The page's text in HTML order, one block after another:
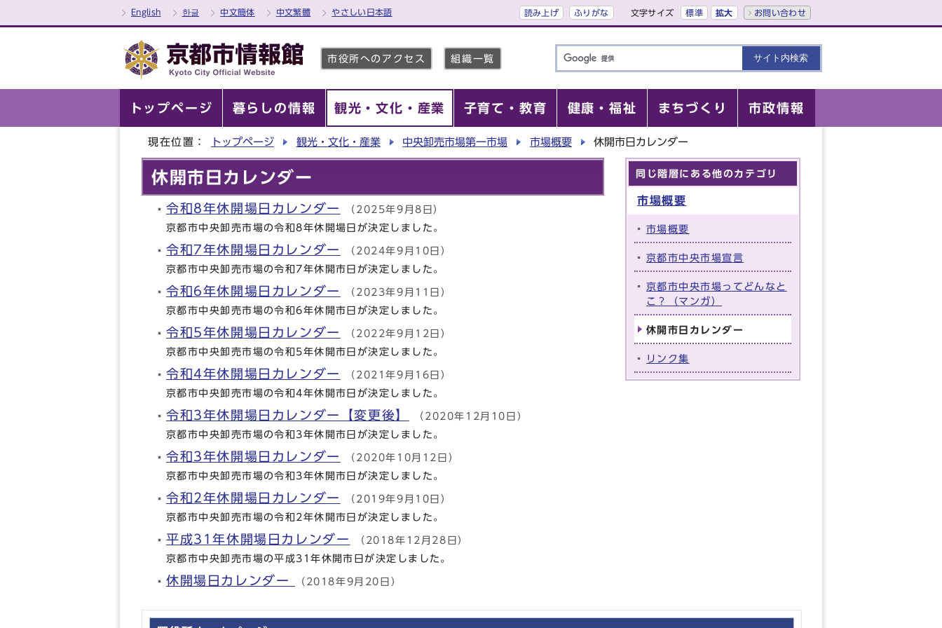
English 한글 中文簡体 中文繁體 やさしい日本語 読み上げ ふりがな 文字サイズ 標準 拡大 お問い合わせ
市役所へのアクセス 組織一覧
トップページ 暮らしの情報 観光・文化・産業 子育て・教育 健康・福祉 まちづくり 市政情報
現在位置： トップページ 観光・文化・産業 中央卸売市場第一市場 市場概要 休開市日カレンダー
休開市日カレンダー
令和8年休開場日カレンダー （2025年9月8日）
京都市中央卸売市場の令和8年休開場日が決定しました。
令和7年休開場日カレンダー （2024年9月10日）
京都市中央卸売市場の令和7年休開市日が決定しました。
令和6年休開場日カレンダー （2023年9月11日）
京都市中央卸売市場の令和6年休開市日が決定しました。
令和5年休開場日カレンダー （2022年9月12日）
京都市中央卸売市場の令和5年休開市日が決定しました。
令和4年休開場日カレンダー （2021年9月16日）
京都市中央卸売市場の令和4年休開市日が決定しました。
令和3年休開場日カレンダー【変更後】 （2020年12月10日）
京都市中央卸売市場の令和3年休開市日が決定しました。
令和3年休開場日カレンダー （2020年10月12日）
京都市中央卸売市場の令和3年休開市日が決定しました。
令和2年休開場日カレンダー （2019年9月10日）
京都市中央卸売市場の令和2年休開市日が決定しました。
平成31年休開場日カレンダー （2018年12月28日）
京都市中央卸売市場の平成31年休開市日が決定しました。
休開場日カレンダー （2018年9月20日）
同じ階層にある他のカテゴリ
市場概要
市場概要
京都市中央市場宣言
京都市中央市場ってどんなと
こ？（マンガ）
休開市日カレンダー
リンク集